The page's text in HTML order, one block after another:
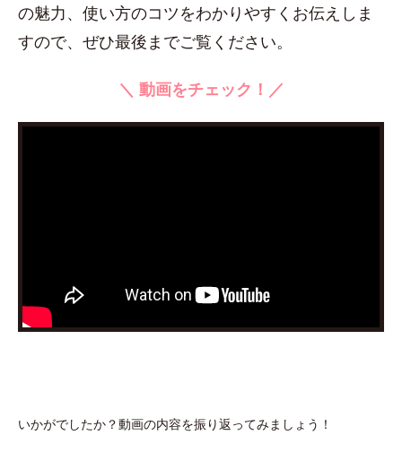
の魅力、使い方のコツをわかりやすくお伝えしま
すので、ぜひ最後までご覧ください。
＼ 動画をチェック！／
いかがでしたか？動画の内容を振り返ってみましょう！